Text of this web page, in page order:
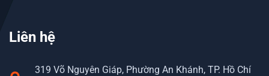
Liên hệ
319 Võ Nguyên Giáp, Phường An Khánh, TP. Hồ Chí